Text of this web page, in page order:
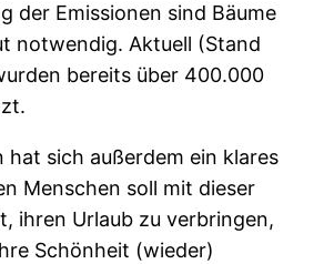
der Emissionen sind Bäume
notwendig. Aktuell (Stand
bereits über 400.000
hat sich außerdem ein klares
Menschen soll mit dieser
ihren Urlaub zu verbringen,
Schönheit (wieder)